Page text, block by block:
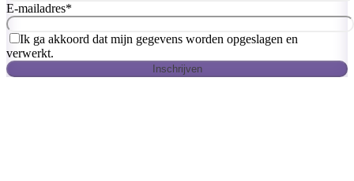
E-mailadres*
Ik ga akkoord dat mijn gegevens worden opgeslagen en
verwerkt.
Inschrijven